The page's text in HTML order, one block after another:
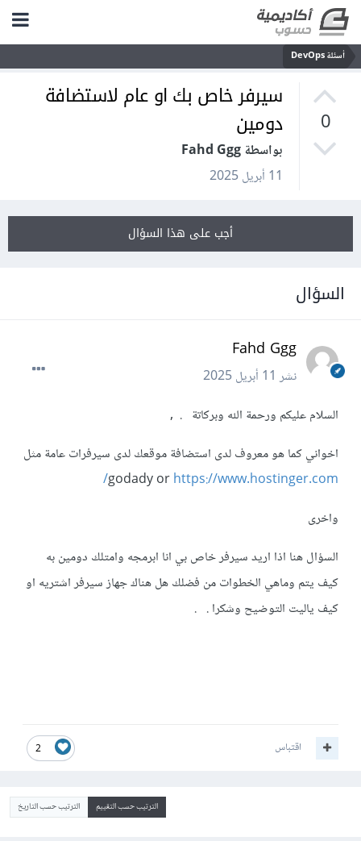
أسئلة DevOps
0
سيرفر خاص بك او عام لاستضافة
دومين
بواسطة Fahd Ggg
11 أبريل 2025
أجب على هذا السؤال
السؤال
Fahd Ggg
نشر11 أبريل 2025
السلام عليكم ورحمة الله وبركاتة . ,
اخواني كما هو معروف لدى استضافة موقعك لدى سيرفرات عامة مثل
godady orhttps://www.hostinger.com/
واخرى
السؤال هنا اذا اريد سيرفر خاص بي انا ابرمجه وامتلك دومين به
كيف يتم وماهي الخطوات من فضلك هل هناك جهاز سيرفر اشتريه او
كيف ياليت التوضيح وشكرا . .
2 اقتباس
الترتيب حسب التقييم الترتيب حسب التاريخ